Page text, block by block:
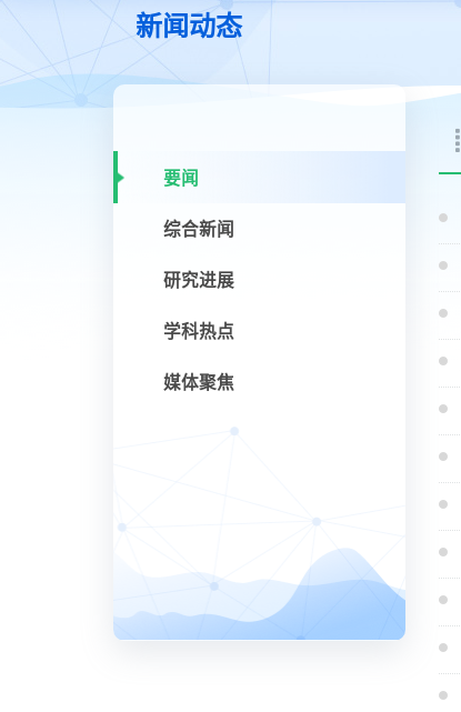
新闻动态
要闻
综合新闻
研究进展
学科热点
媒体聚焦